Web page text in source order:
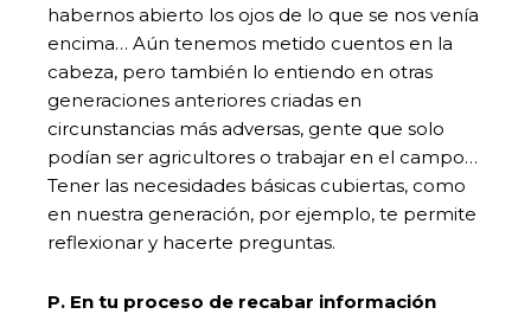
habernos abierto los ojos de lo que se nos venía
encima… Aún tenemos metido cuentos en la
cabeza, pero también lo entiendo en otras
generaciones anteriores criadas en
circunstancias más adversas, gente que solo
podían ser agricultores o trabajar en el campo…
Tener las necesidades básicas cubiertas, como
en nuestra generación, por ejemplo, te permite
reflexionar y hacerte preguntas.
P. En tu proceso de recabar información